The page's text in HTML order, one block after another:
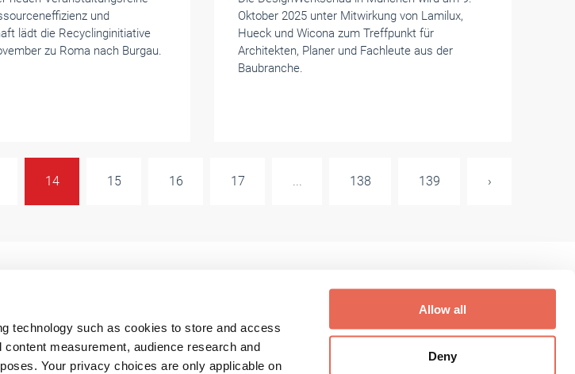
technology such as cookies to store and access
measurement, audience research and
Your privacy choices are only applicable on
Allow all
Deny
und
lädt die Recyclinginitiative
zu Roma nach Burgau.
Oktober 2025 unter Mitwirkung von Lamilux,
Hueck und Wicona zum Treffpunkt für
Architekten, Planer und Fachleute aus der
Baubranche.
14 15 16 17 ... 138 139 ›
FoWi Aktuell
Digithek Registrierung